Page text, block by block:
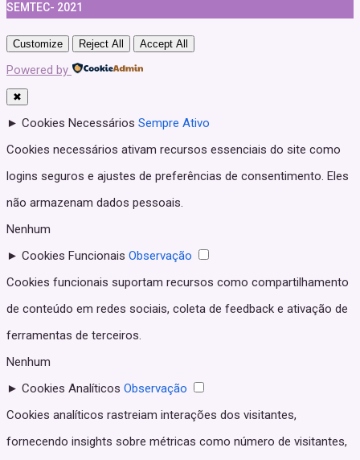
SEMTEC- 2021
Customize Reject All Accept All
Powered by
✖
► Cookies Necessários Sempre Ativo
Cookies necessários ativam recursos essenciais do site como
logins seguros e ajustes de preferências de consentimento. Eles
não armazenam dados pessoais.
Nenhum
► Cookies Funcionais Observação
Cookies funcionais suportam recursos como compartilhamento
de conteúdo em redes sociais, coleta de feedback e ativação de
ferramentas de terceiros.
Nenhum
► Cookies Analíticos Observação
Cookies analíticos rastreiam interações dos visitantes,
fornecendo insights sobre métricas como número de visitantes,